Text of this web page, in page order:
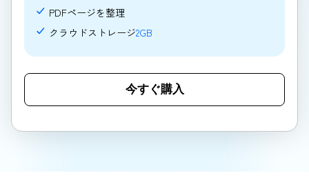
PDFページを整理
クラウドストレージ2GB
今すぐ購入